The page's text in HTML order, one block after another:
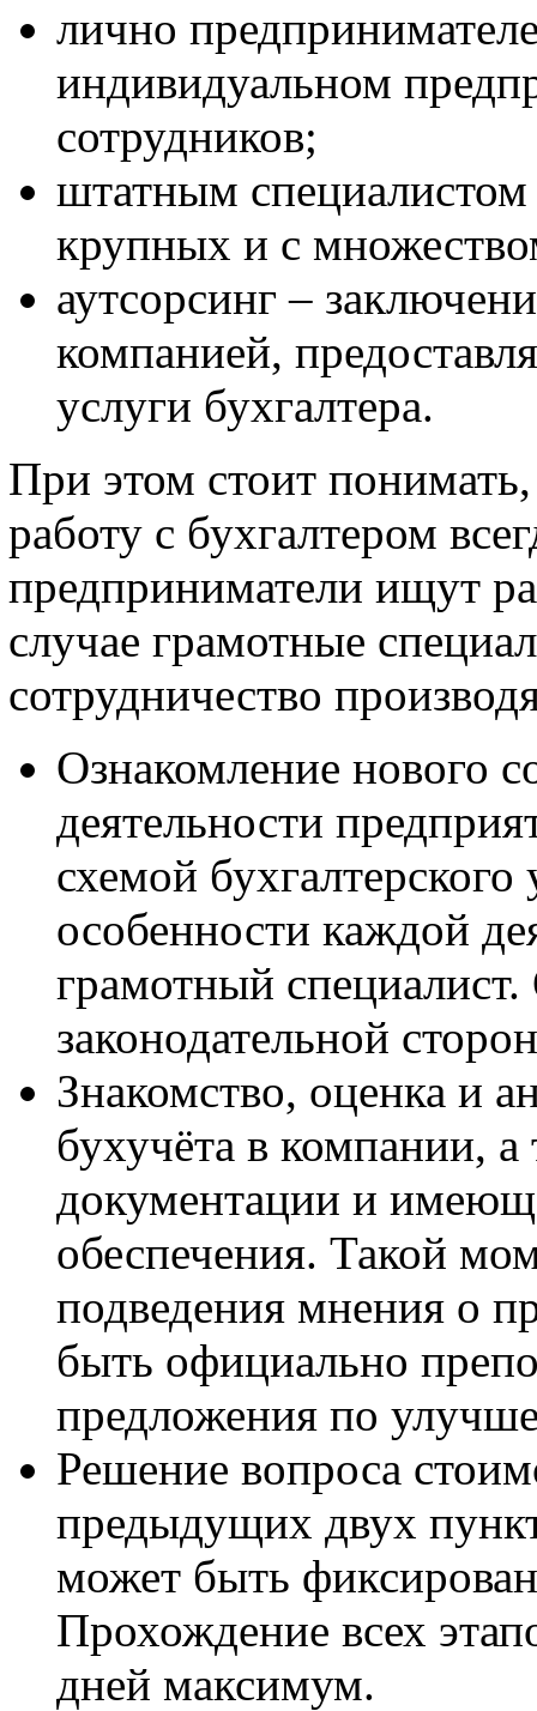
лично
индивидуальном
сотрудников;
штатным
крупных и с
аутсорсинг –
компанией,
услуги бухгалтера.
При этом стоит
работу с бухгалтером
предприниматели ищут
случае грамотные
сотрудничество
Ознакомление нового
деятельности
схемой
особенности каждой
грамотный
законодательной
Знакомство, оценка и
бухучёта в компании,
документации и
обеспечения. Такой
подведения мнения о
быть официально
предложения по
Решение вопроса
предыдущих двух
может быть
Прохождение всех
дней максимум.